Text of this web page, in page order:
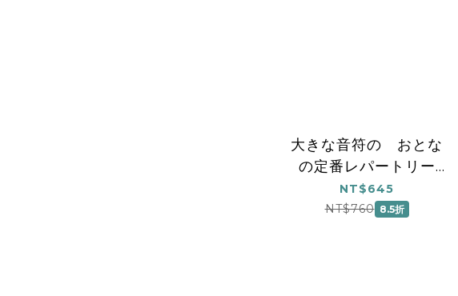
大きな音符の おとな
の定番レパートリー
100［オレンジ］
NT$645
NT$760 8.5折